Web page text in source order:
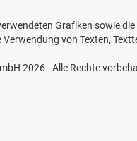
Grafiken sowie
von Texten,
2026 - Alle Rechte